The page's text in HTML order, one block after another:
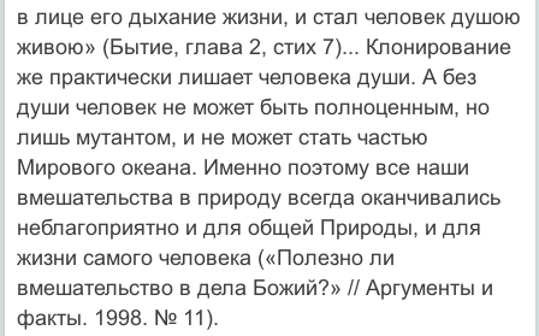
в лице его дыхание жизни, и стал человек душою
живою» (Бытие, глава 2, стих 7)... Клонирование
же практически лишает человека души. А без
души человек не может быть полноценным, но
лишь мутантом, и не может стать частью
Мирового океана. Именно поэтому все наши
вмешательства в природу всегда оканчивались
неблагоприятно и для общей Природы, и для
жизни самого человека («Полезно ли
вмешательство в дела Божий?» // Аргументы и
факты. 1998. № 11).